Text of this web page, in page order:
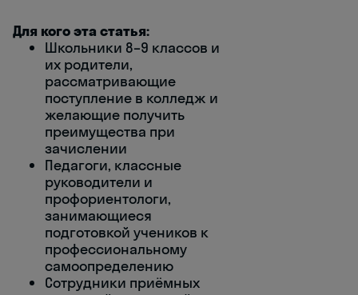
Для кого эта статья:
Школьники 8–9 классов и
их родители,
рассматривающие
поступление в колледж и
желающие получить
преимущества при
зачислении
Педагоги, классные
руководители и
профориентологи,
занимающиеся
подготовкой учеников к
профессиональному
самоопределению
Сотрудники приёмных